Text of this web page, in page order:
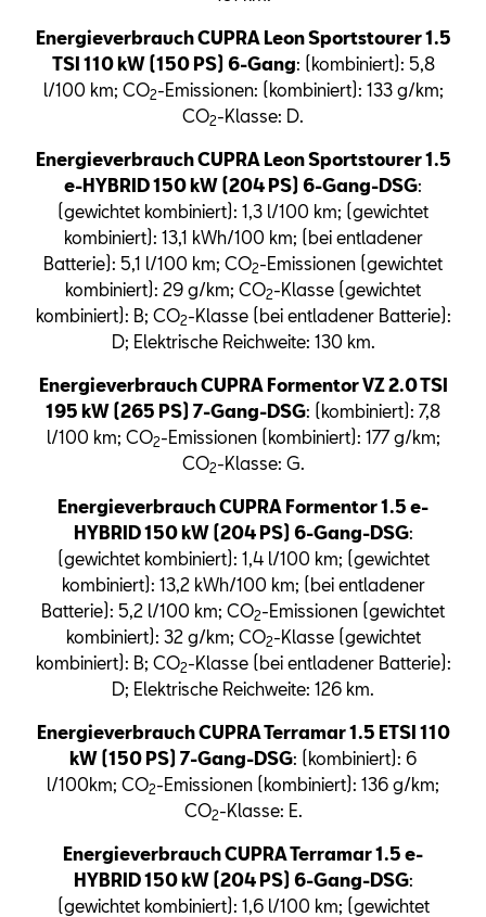
Energieverbrauch CUPRA Leon Sportstourer 1.5
TSI 110 kW (150 PS) 6-Gang: (kombiniert): 5,8
l/100 km; CO2-Emissionen: (kombiniert): 133 g/km;
CO2-Klasse: D.
Energieverbrauch CUPRA Leon Sportstourer 1.5
e-HYBRID 150 kW (204 PS) 6-Gang-DSG:
(gewichtet kombiniert): 1,3 l/100 km; (gewichtet
kombiniert): 13,1 kWh/100 km; (bei entladener
Batterie): 5,1 l/100 km; CO2-Emissionen (gewichtet
kombiniert): 29 g/km; CO2-Klasse (gewichtet
kombiniert): B; CO2-Klasse (bei entladener Batterie):
D; Elektrische Reichweite: 130 km.
Energieverbrauch CUPRA Formentor VZ 2.0 TSI
195 kW (265 PS) 7-Gang-DSG: (kombiniert): 7,8
l/100 km; CO2-Emissionen (kombiniert): 177 g/km;
CO2-Klasse: G.
Energieverbrauch CUPRA Formentor 1.5 e-
HYBRID 150 kW (204 PS) 6-Gang-DSG:
(gewichtet kombiniert): 1,4 l/100 km; (gewichtet
kombiniert): 13,2 kWh/100 km; (bei entladener
Batterie): 5,2 l/100 km; CO2-Emissionen (gewichtet
kombiniert): 32 g/km; CO2-Klasse (gewichtet
kombiniert): B; CO2-Klasse (bei entladener Batterie):
D; Elektrische Reichweite: 126 km.
Energieverbrauch CUPRA Terramar 1.5 ETSI 110
kW (150 PS) 7-Gang-DSG: (kombiniert): 6
l/100km; CO2-Emissionen (kombiniert): 136 g/km;
CO2-Klasse: E.
Energieverbrauch CUPRA Terramar 1.5 e-
HYBRID 150 kW (204 PS) 6-Gang-DSG:
(gewichtet kombiniert): 1,6 l/100 km; (gewichtet